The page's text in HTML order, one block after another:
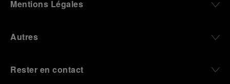
Mentions Légales
Autres
Rester en contact